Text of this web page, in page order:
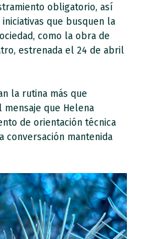
obligatorio, así
que busquen la
como la obra de
estrenada el 24 de abril
la rutina más que
que Helena
de orientación técnica
conversación mantenida